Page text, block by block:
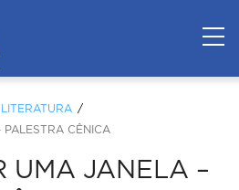
LITERATURA
CÊNICA
UMA JANELA –